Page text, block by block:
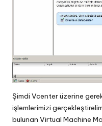
Şimdi Vcenter üzerine
işlemlerimizi
bulunan Virtual Machine